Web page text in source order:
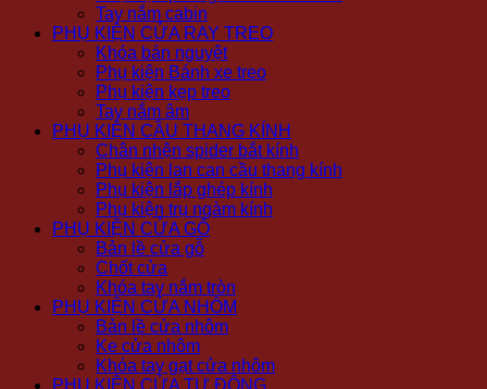
Tay nắm cabin
PHỤ KIỆN CỬA RAY TREO
Khóa bán nguyệt
Phụ kiện Bánh xe treo
Phụ kiện kẹp treo
Tay nắm âm
PHỤ KIỆN CẦU THANG KÍNH
Chân nhện spider bắt kính
Phụ kiện lan can cầu thang kính
Phụ kiện lắp ghép kính
Phụ kiện trụ ngàm kính
PHỤ KIỆN CỬA GỖ
Bản lề cửa gỗ
Chốt cửa
Khóa tay nắm tròn
PHỤ KIỆN CỬA NHÔM
Bản lề cửa nhôm
Ke cửa nhôm
Khóa tay gạt cửa nhôm
PHỤ KIỆN CỬA TỰ ĐỘNG